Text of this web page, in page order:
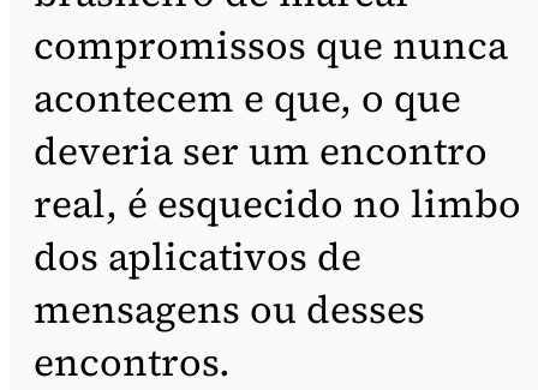
compromissos que nunca
acontecem e que, o que
deveria ser um encontro
real, é esquecido no limbo
dos aplicativos de
mensagens ou desses
encontros.